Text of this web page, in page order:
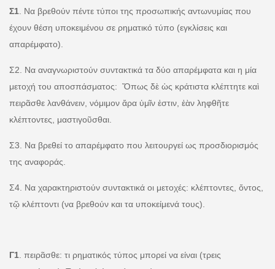
Σ1. Να βρεθούν πέντε τύποι της προσωπικής αντωνυμίας που
έχουν θέση υποκειμένου σε ρηματικό τύπο (εγκλίσεις και
απαρέμφατο).
Σ2. Να αναγνωριστούν συντακτικά τα δύο απαρέμφατα και η μία
μετοχή του αποσπάσματος: Ὅπως δὲ ὡς κράτιστα κλέπτητε καὶ
πειρᾶσθε λανθάνειν, νόμιμον ἄρα ὑμῖν ἐστιν, ἐὰν ληφθῆτε
κλέπτοντες, μαστιγοῦσθαι.
Σ3. Να βρεθεί το απαρέμφατο που λειτουργεί ως προσδιορισμός
της αναφοράς.
Σ4. Να χαρακτηριστούν συντακτικά οι μετοχές: κλέπτοντες, ὄντος,
τῷ κλέπτοντι (να βρεθούν και τα υποκείμενά τους).
Γ1. πειρᾶσθε: τι ρηματικός τύπος μπορεί να είναι (τρεις